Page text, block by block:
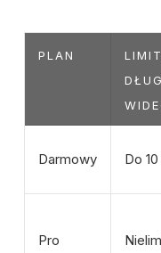
PLAN
LIMIT
Darmowy Do
Pro